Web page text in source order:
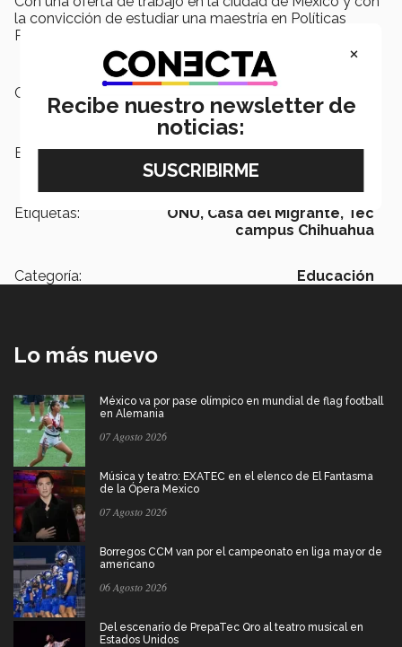
la convicción de estudiar una maestría en Políticas
Públicas, es una digna representante de su generación.
Campus:
Escuelas: Ciencias Sociales y Gobierno
Etiquetas: ONU, Casa del Migrante, Tec
campus Chihuahua
Categoría: Educación
Lo más nuevo
México va por pase olímpico en mundial de flag football
en Alemania
07 Agosto 2026
Música y teatro: EXATEC en el elenco de El Fantasma
de la Ópera Mexico
07 Agosto 2026
Borregos CCM van por el campeonato en liga mayor de
americano
06 Agosto 2026
Del escenario de PrepaTec Qro al teatro musical en
Estados Unidos
×
Recibe nuestro newsletter de
noticias: